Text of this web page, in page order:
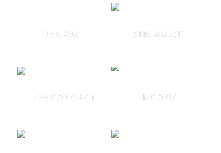
IMG 0031 s MG 3835 (1)
s IMG 0016 d (1) IMG 0037